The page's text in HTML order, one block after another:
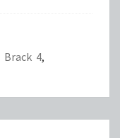
Brack 4,